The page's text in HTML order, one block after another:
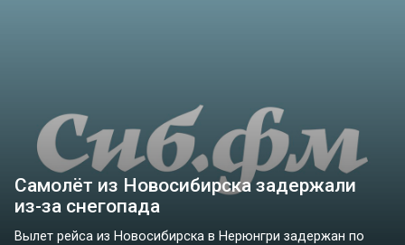
Самолёт из Новосибирска задержали
из-за снегопада
Вылет рейса из Новосибирска в Нерюнгри задержан по